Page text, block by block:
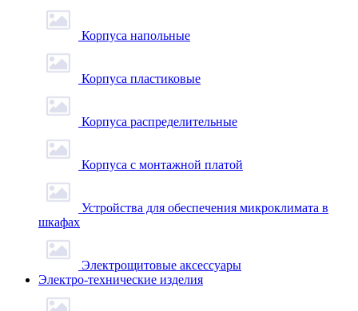
Корпуса напольные
Корпуса пластиковые
Корпуса распределительные
Корпуса с монтажной платой
Устройства для обеспечения микроклимата в
шкафах
Электрощитовые аксессуары
Электро-технические изделия